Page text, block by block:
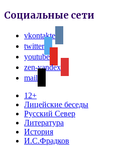
Социальные сети
vkontakte
twitter
youtube
zen-yandex
mail
12+
Лицейские беседы
Русский Север
Литература
История
И.С.Фрадков